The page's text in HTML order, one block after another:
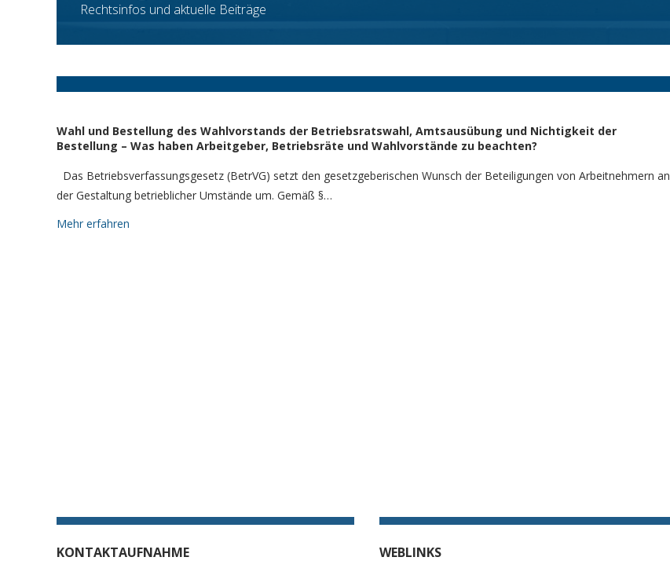
Rechtsinfos und aktuelle Beiträge
Wahl und Bestellung des Wahlvorstands der Betriebsratswahl, Amtsausübung und Nichtigkeit der
Bestellung – Was haben Arbeitgeber, Betriebsräte und Wahlvorstände zu beachten?
Das Betriebsverfassungsgesetz (BetrVG) setzt den gesetzgeberischen Wunsch der Beteiligungen von Arbeitnehmern an
der Gestaltung betrieblicher Umstände um. Gemäß §…
Mehr erfahren
KONTAKTAUFNAHME WEBLINKS